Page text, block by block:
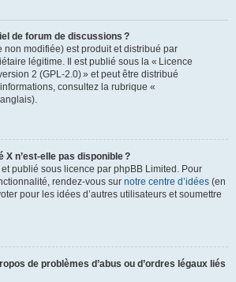
de forum de discussions ?
non modifiée) est produit et distribué par
légitime. Il est publié sous la « Licence
2 (GPL-2.0) » et peut être distribué
consultez la rubrique «
X n’est-elle pas disponible ?
publié sous licence par phpBB Limited. Pour
rendez-vous sur notre centre d’idées (en
pour les idées d’autres utilisateurs et soumettre
de problèmes d’abus ou d’ordres légaux liés